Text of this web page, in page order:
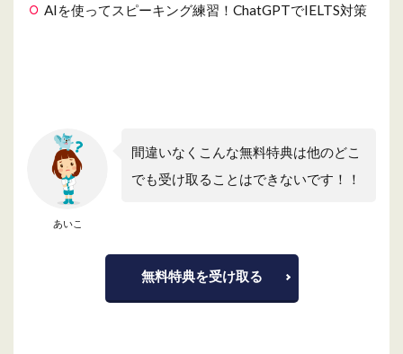
AIを使ってスピーキング練習！ChatGPTでIELTS対策
あいこ
間違いなくこんな無料特典は他のどこ
でも受け取ることはできないです！！
無料特典を受け取る